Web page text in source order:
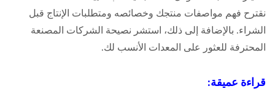
نقترح فهم مواصفات منتجك وخصائصه ومتطلبات الإنتاج قبل
الشراء. بالإضافة إلى ذلك، استشر نصيحة الشركات المصنعة
المحترفة للعثور على المعدات الأنسب لك.
قراءة عميقة: